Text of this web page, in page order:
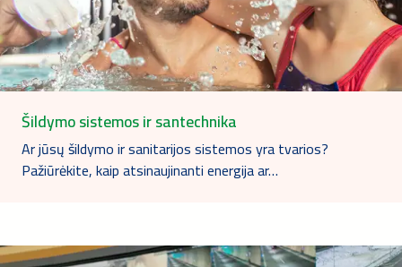
Šildymo sistemos ir santechnika
Ar jūsų šildymo ir sanitarijos sistemos yra tvarios?
Pažiūrėkite, kaip atsinaujinanti energija ar…